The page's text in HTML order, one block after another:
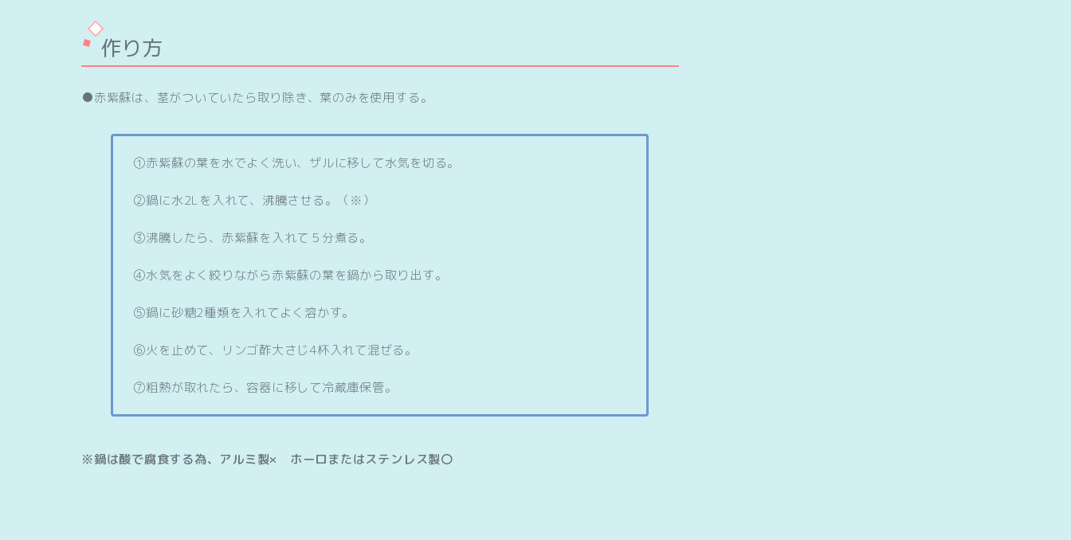
作り方
●赤紫蘇は、茎がついていたら取り除き、葉のみを使用する。
①赤紫蘇の葉を水でよく洗い、ザルに移して水気を切る。
②鍋に水2Lを入れて、沸騰させる。（※）
③沸騰したら、赤紫蘇を入れて５分煮る。
④水気をよく絞りながら赤紫蘇の葉を鍋から取り出す。
⑤鍋に砂糖2種類を入れてよく溶かす。
⑥火を止めて、リンゴ酢大さじ4杯入れて混ぜる。
⑦粗熱が取れたら、容器に移して冷蔵庫保管。
※鍋は酸で腐食する為、アルミ製× ホーロまたはステンレス製〇